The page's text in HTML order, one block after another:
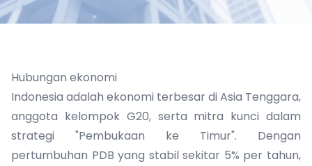
Hubungan ekonomi
Indonesia adalah ekonomi terbesar di Asia Tenggara,
anggota kelompok G20, serta mitra kunci dalam
strategi "Pembukaan ke Timur". Dengan
pertumbuhan PDB yang stabil sekitar 5% per tahun,